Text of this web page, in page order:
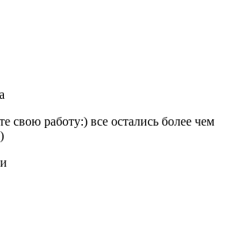
свою работу:) все остались более чем